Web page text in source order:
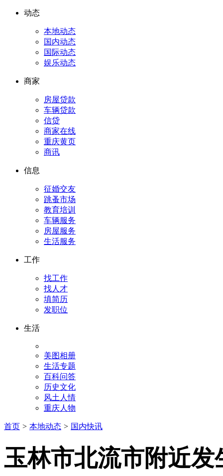
动态
本地动态
国内动态
国际动态
娱乐动态
商家
房屋贷款
车辆贷款
信贷
商家在线
重庆黄页
商讯
信息
征婚交友
跳蚤市场
教育培训
车辆服务
房屋服务
生活服务
工作
找工作
找人才
填简历
发职位
生活
美图相册
生活专题
百科问答
历史文化
风土人情
重庆人物
首页 > 本地动态 > 国内快讯
玉林市北流市附近发